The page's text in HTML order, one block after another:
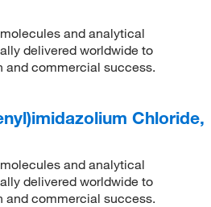
and analytical
delivered worldwide to
and commercial success.
Chloride,
and analytical
delivered worldwide to
and commercial success.